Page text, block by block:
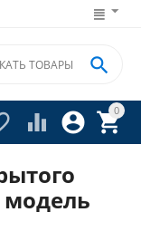
0



